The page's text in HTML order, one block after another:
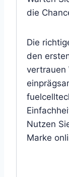
die
Die
den
vertrauen
Nutzen
Marke